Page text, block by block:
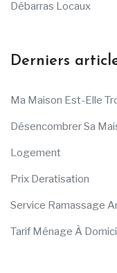
Débarras Locaux
Derniers
Ma Maison Est-Elle
Désencombrer Sa
Logement
Prix Deratisation
Service Ramassage
Tarif Ménage À